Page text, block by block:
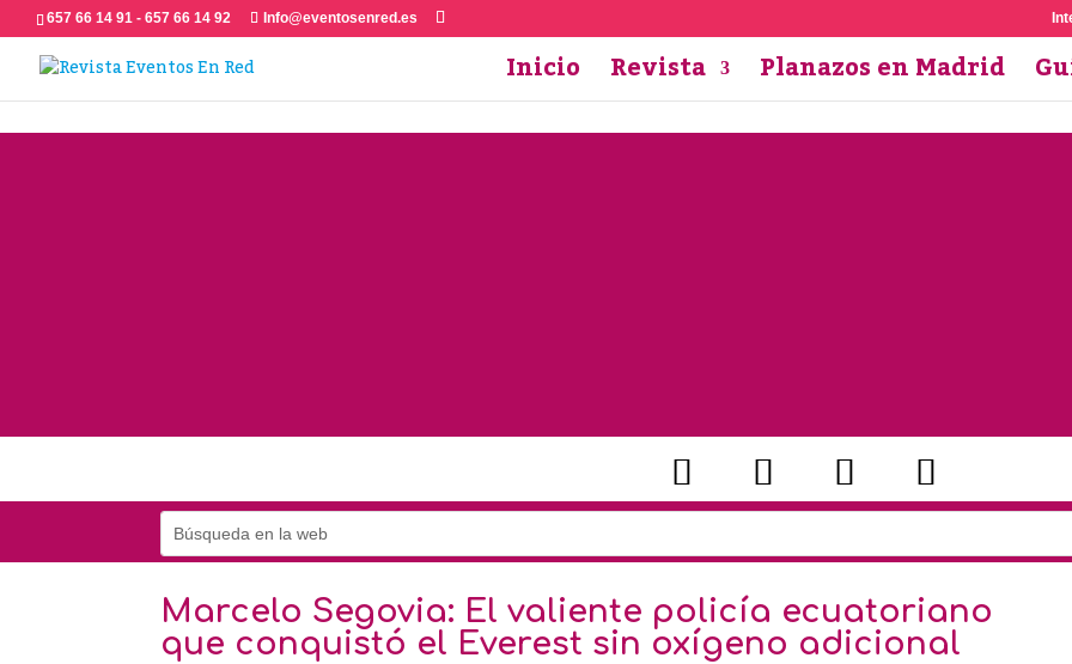
657 66 14 91 - 657 66 14 92 Info@eventosenred.es
Inicio Revista Planazos en Madrid
Marcelo Segovia: El valiente policía ecuatoriano
que conquistó el Everest sin oxígeno adicional